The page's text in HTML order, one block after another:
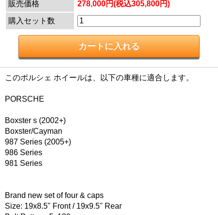
販売価格 278,000円(税込305,800円)
購入セット数
このポルシェ ホイールは、以下の車種に適合します。
PORSCHE
Boxster s (2002+)
Boxster/Cayman
987 Series (2005+)
986 Series
981 Series
Brand new set of four & caps
Size: 19x8.5" Front / 19x9.5" Rear